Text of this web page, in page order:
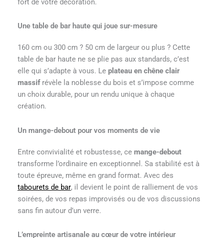
Une table de bar haute qui joue sur-mesure
160 cm ou 300 cm ? 50 cm de largeur ou plus ? Cette
table de bar haute ne se plie pas aux standards, c’est
elle qui s’adapte à vous. Leplateau en chêne clair
massifrévèle la noblesse du bois et s’impose comme
un choix durable, pour un rendu unique à chaque
création.
Un mange-debout pour vos moments de vie
Entre convivialité et robustesse, ce mange-debout
transforme l’ordinaire en exceptionnel. Sa stabilité est à
toute épreuve, même en grand format. Avec des
tabourets de bar, il devient le point de ralliement de vos
soirées, de vos repas improvisés ou de vos discussions
sans fin autour d’un verre.
L’empreinte artisanale au cœur de votre intérieur